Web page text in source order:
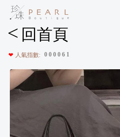
< 回首頁
❤ 人氣指數: 0 0 0 0 6 1